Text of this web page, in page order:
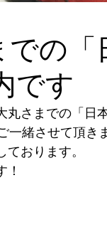
での
です
丸さまでの「日
緒させて頂き
おります。